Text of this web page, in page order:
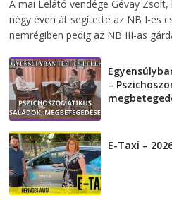
A mai Lelátó vendége Gévay
négy éven át segítette az NB I-es
nemrégiben pedig az NB III-as
–
E-Taxi –